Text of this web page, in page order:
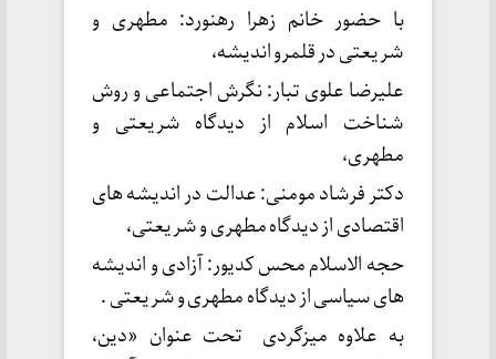
با حضور خانم زهرا رهنورد: مطهری و
شریعتی در قلمرو اندیشه،
علیرضا علوی تبار: نگرش اجتماعی و روش
شناخت اسلام از دیدگاه شریعتی و
مطهری،
دکتر فرشاد مومنی: عدالت در اندیشه های
اقتصادی از دیدگاه مطهری و شریعتی،
حجه الاسلام محس کدیور: آزادی و اندیشه
های سیاسی از دیدگاه مطهری و شریعتی .
به علاوه میزگردی تحت عنوان «دین،